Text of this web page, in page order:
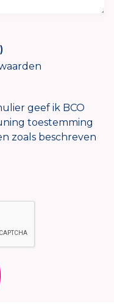
geef ik BCO
toestemming
zoals beschreven